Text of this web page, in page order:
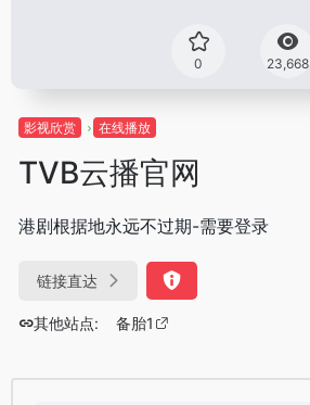
0 23,668
影视欣赏 在线播放
TVB云播官网
港剧根据地永远不过期-需要登录
链接直达
其他站点: 备胎1